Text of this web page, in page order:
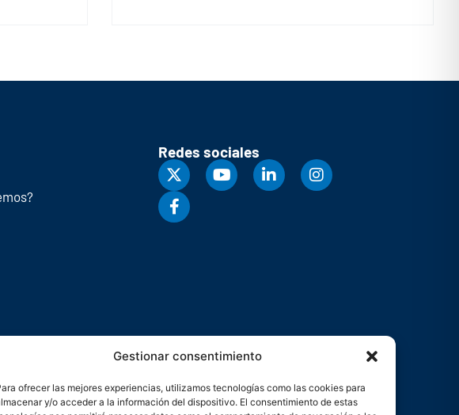
Gestionar consentimiento
ofrecer las mejores experiencias, utilizamos tecnologías como las cookies para
y/o acceder a la información del dispositivo. El consentimiento de estas
Redes sociales